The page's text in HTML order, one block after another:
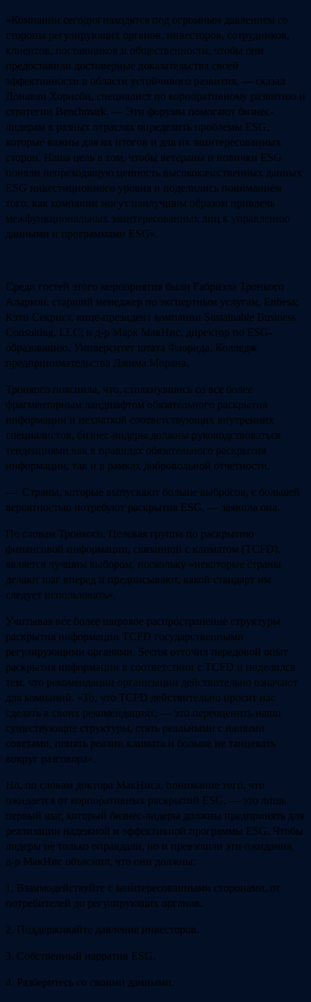
«Компании сегодня находятся под огромным давлением со
стороны регулирующих органов, инвесторов, сотрудников,
клиентов, поставщиков и общественности, чтобы они
предоставили достоверные доказательства своей
эффективности в области устойчивого развития, — сказал
Донаван Хорнсби, специалист по корпоративному развитию и
стратегии Benchmark. — Эти форумы помогают бизнес-
лидерам в разных отраслях определить проблемы ESG,
которые важны для их итогов и для их заинтересованных
сторон. Наша цель в том, чтобы ветераны и новички ESG
поняли непреходящую ценность высококачественных данных
ESG инвестиционного уровня и поделились пониманием
того, как компании могут наилучшим образом привлечь
межфункциональных заинтересованных лиц к управлению
данными и программами ESG».
Среди гостей этого мероприятия были Габриэла Тронкосо
Аларкон, старший менеджер по экспертным услугам, Enhesa;
Кэти Секрист, вице-президент компании Sustainable Business
Consulting, LLC; и д-р Марк МакНис, директор по ESG-
образованию, Университет штата Флорида, Колледж
предпринимательства Джима Морана.
Тронкосо пояснила, что, столкнувшись со все более
фрагментарным ландшафтом обязательного раскрытия
информации и нехваткой соответствующих внутренних
специалистов, бизнес-лидеры должны руководствоваться
тенденциями как в правилах обязательного раскрытия
информации, так и в рамках добровольной отчетности.
— Страны, которые выпускают больше выбросов, с большей
вероятностью потребуют раскрытия ESG, — заявила она.
По словам Тронкосо, Целевая группа по раскрытию
финансовой информации, связанной с климатом (TCFD),
является лучшим выбором, поскольку «некоторые страны
делают шаг вперед и предписывают, какой стандарт им
следует использовать».
Учитывая все более широкое распространение структуры
раскрытия информации TCFD государственными
регулирующими органами, Secrist отточил передовой опыт
раскрытия информации в соответствии с TCFD и поделился
тем, что рекомендации организации действительно означают
для компаний. «То, что TCFD действительно просит нас
сделать в своих рекомендациях, — это переоценить наши
существующие структуры, стать реальными с нашими
советами, понять реалии климата и больше не танцевать
вокруг разговора».
Но, по словам доктора МакНиса, понимание того, что
ожидается от корпоративных раскрытий ESG, — это лишь
первый шаг, который бизнес-лидеры должны предпринять для
реализации надежной и эффективной программы ESG. Чтобы
лидеры не только оправдали, но и превзошли эти ожидания,
д-р МакНис объяснил, что они должны:
1. Взаимодействуйте с заинтересованными сторонами, от
потребителей до регулирующих органов.
2. Поддерживайте давление инвесторов.
3. Собственный нарратив ESG.
4. Разберитесь со своими данными.